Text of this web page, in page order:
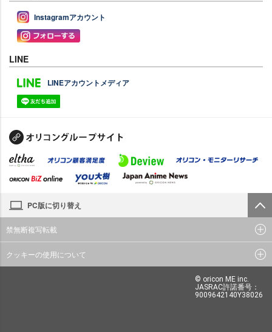
Instagramアカウント
LINE
LINEアカウントメディア
PC版に切り替え
禁無断複写転載
クッキーの使用について
© oricon ME inc.
JASRAC許諾番号：
9009642140Y38026